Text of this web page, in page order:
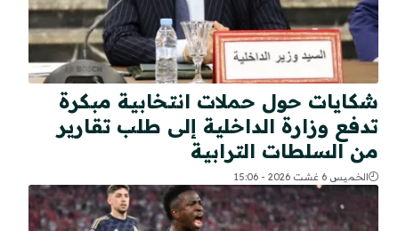
شكايات حول حملات انتخابية مبكرة
تدفع وزارة الداخلية إلى طلب تقارير
من السلطات الترابية
الخميس 6 غشت 2026 - 15:06